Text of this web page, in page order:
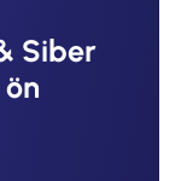
Siber